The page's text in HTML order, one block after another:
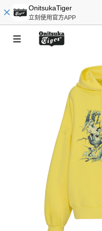
OnitsukaTiger
立刻使用官方APP